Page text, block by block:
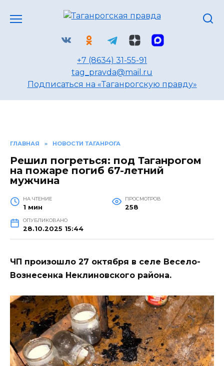
+7 (8634) 31-55-91
tag_pravda@mail.ru
Подписаться на «Таганрогскую правду»
ГЛАВНАЯ » НОВОСТИ ТАГАНРОГА
Решил погреться: под Таганрогом
на пожаре погиб 67-летний
мужчина
НА ЧТЕНИЕ
1 мин
ПРОСМОТРОВ
258
ОПУБЛИКОВАНО
28.10.2025 15:44
ЧП произошло 27 октября в селе Весело-
Вознесенка Неклиновского района.